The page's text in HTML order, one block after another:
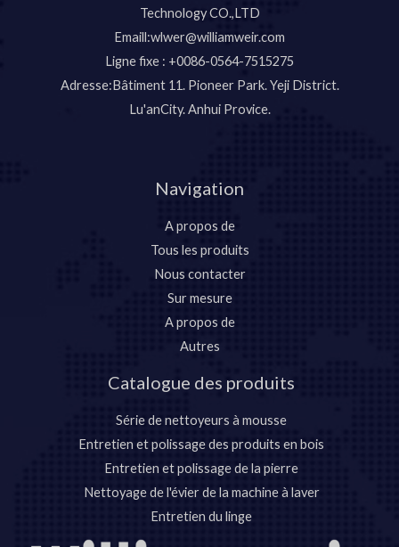
Technology CO.,LTD
Emaill:wlwer@williamweir.com
Ligne fixe : +0086-0564-7515275
Adresse:Bâtiment 11. Pioneer Park. Yeji District.
Lu'anCity. Anhui Provice.
Navigation
A propos de
Tous les produits
Nous contacter
Sur mesure
A propos de
Autres
Catalogue des produits
Série de nettoyeurs à mousse
Entretien et polissage des produits en bois
Entretien et polissage de la pierre
Nettoyage de l'évier de la machine à laver
Entretien du linge